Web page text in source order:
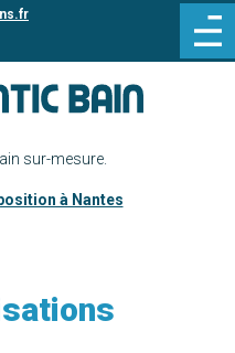
sur-mesure.
à Nantes